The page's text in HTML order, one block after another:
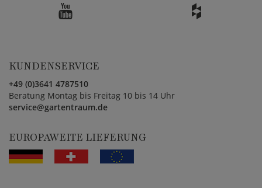
KUNDENSERVICE
+49 (0)3641 4787510
Beratung Montag bis Freitag 10 bis 14 Uhr
service@gartentraum.de
EUROPAWEITE LIEFERUNG